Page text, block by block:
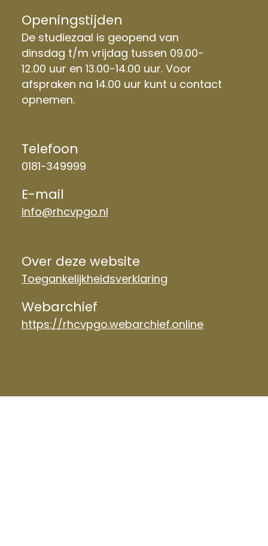
Openingstijden
De studiezaal is geopend van
dinsdag t/m vrijdag tussen 09.00-
12.00 uur en 13.00-14.00 uur. Voor
afspraken na 14.00 uur kunt u contact
opnemen.
Telefoon
0181-349999
E-mail
info@rhcvpgo.nl
Over deze website
Toegankelijkheidsverklaring
Webarchief
https://rhcvpgo.webarchief.online